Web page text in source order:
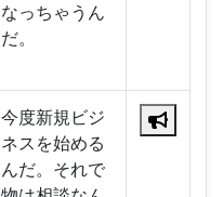
なっちゃうん
だ。
今度新規ビジ
ネスを始める
んだ。それで